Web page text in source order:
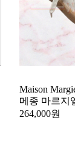
Maison
메종 마르지
264,000원